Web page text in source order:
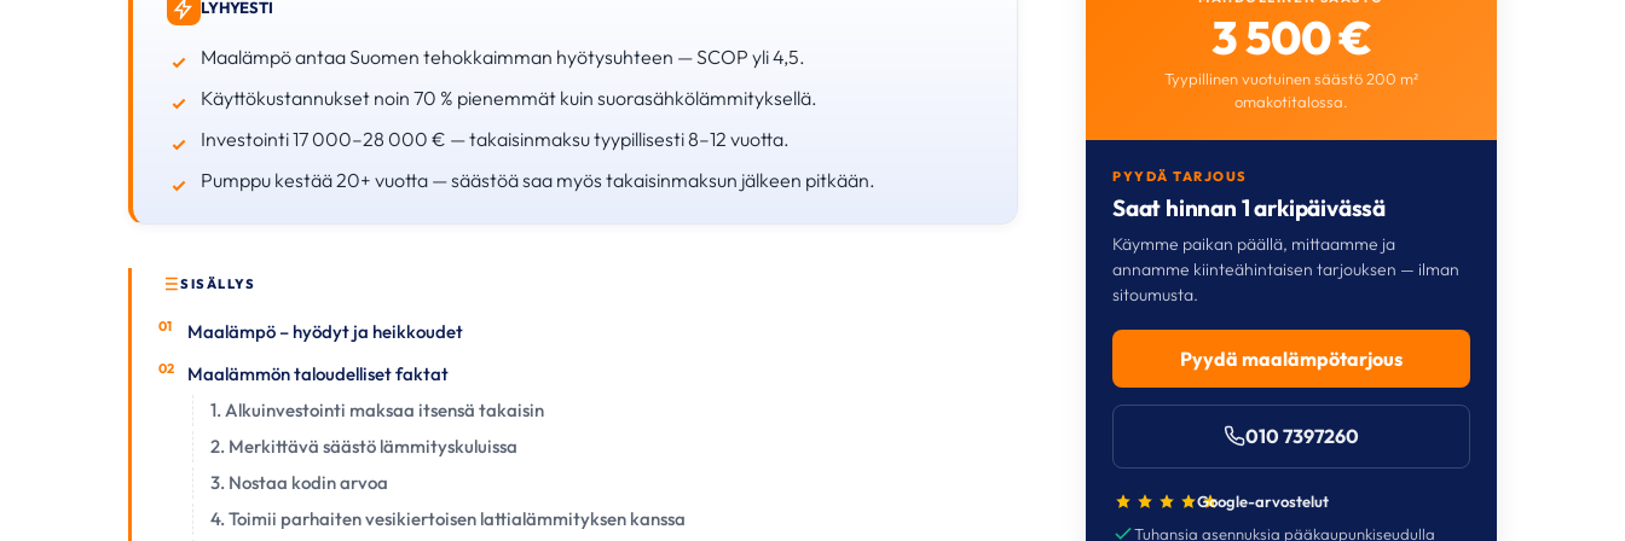
LYHYESTI
Maalämpö antaa Suomen tehokkaimman hyötysuhteen — SCOP yli 4,5.
Käyttökustannukset noin 70 % pienemmät kuin suorasähkölämmityksellä.
Investointi 17 000–28 000 € — takaisinmaksu tyypillisesti 8–12 vuotta.
Pumppu kestää 20+ vuotta — säästöä saa myös takaisinmaksun jälkeen pitkään.
SISÄLLYS
Maalämpö – hyödyt ja heikkoudet
Maalämmön taloudelliset faktat
1. Alkuinvestointi maksaa itsensä takaisin
2. Merkittävä säästö lämmityskuluissa
3. Nostaa kodin arvoa
4. Toimii parhaiten vesikiertoisen lattialämmityksen kanssa
3 500 €
Tyypillinen vuotuinen säästö 200 m²
omakotitalossa.
PYYDÄ TARJOUS
Saat hinnan 1 arkipäivässä
Käymme paikan päällä, mittaamme ja
annamme kiinteähintaisen tarjouksen — ilman
sitoumusta.
Pyydä maalämpötarjous
010 7397260
Google-arvostelut
Tuhansia asennuksia pääkaupunkiseudulla